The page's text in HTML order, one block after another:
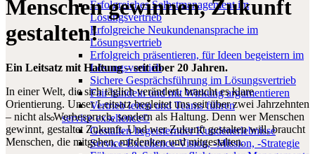
Erfolgreiches Selbstmanagement im
Lösungsvertrieb
Erfolgreiche Neukundenansprache im
Lösungsvertrieb
Erfolgreich präsentieren, für Ideen begeistern im
Lösungsvertrieb
Sichere Gesprächsführung im Lösungsvertrieb
Fair handeln und mit Wirkung argumentieren
Vertrieb leiten und Teams führen
service exsellence©
Gestalten begeisternder Kundenerlebnisse
Service-Excellence-Vision, -Mission, -Strategie
Menschen gewinnen, Zukunft
gestalten!
Ein Leitsatz mit Haltung – seit über 20 Jahren.
In einer Welt, die sich täglich verändert, braucht es klare
Orientierung. Unser Leitsatz begleitet uns seit über zwei Jahrzehnten
– nicht als Werbespruch, sondern als Haltung. Denn wer Menschen
gewinnt, gestaltet Zukunft. Und wer Zukunft gestalten will, braucht
Menschen, die mitgehen, mitdenken und mitgestalten.